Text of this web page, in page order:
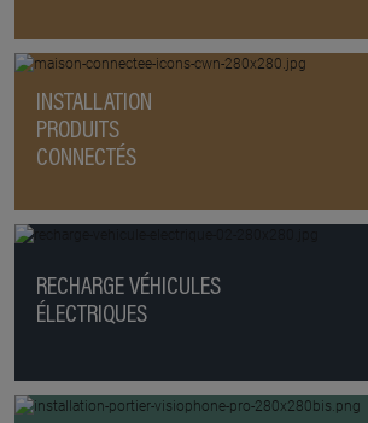
INSTALLATION
PRODUITS
CONNECTÉS
RECHARGE VÉHICULES
ÉLECTRIQUES